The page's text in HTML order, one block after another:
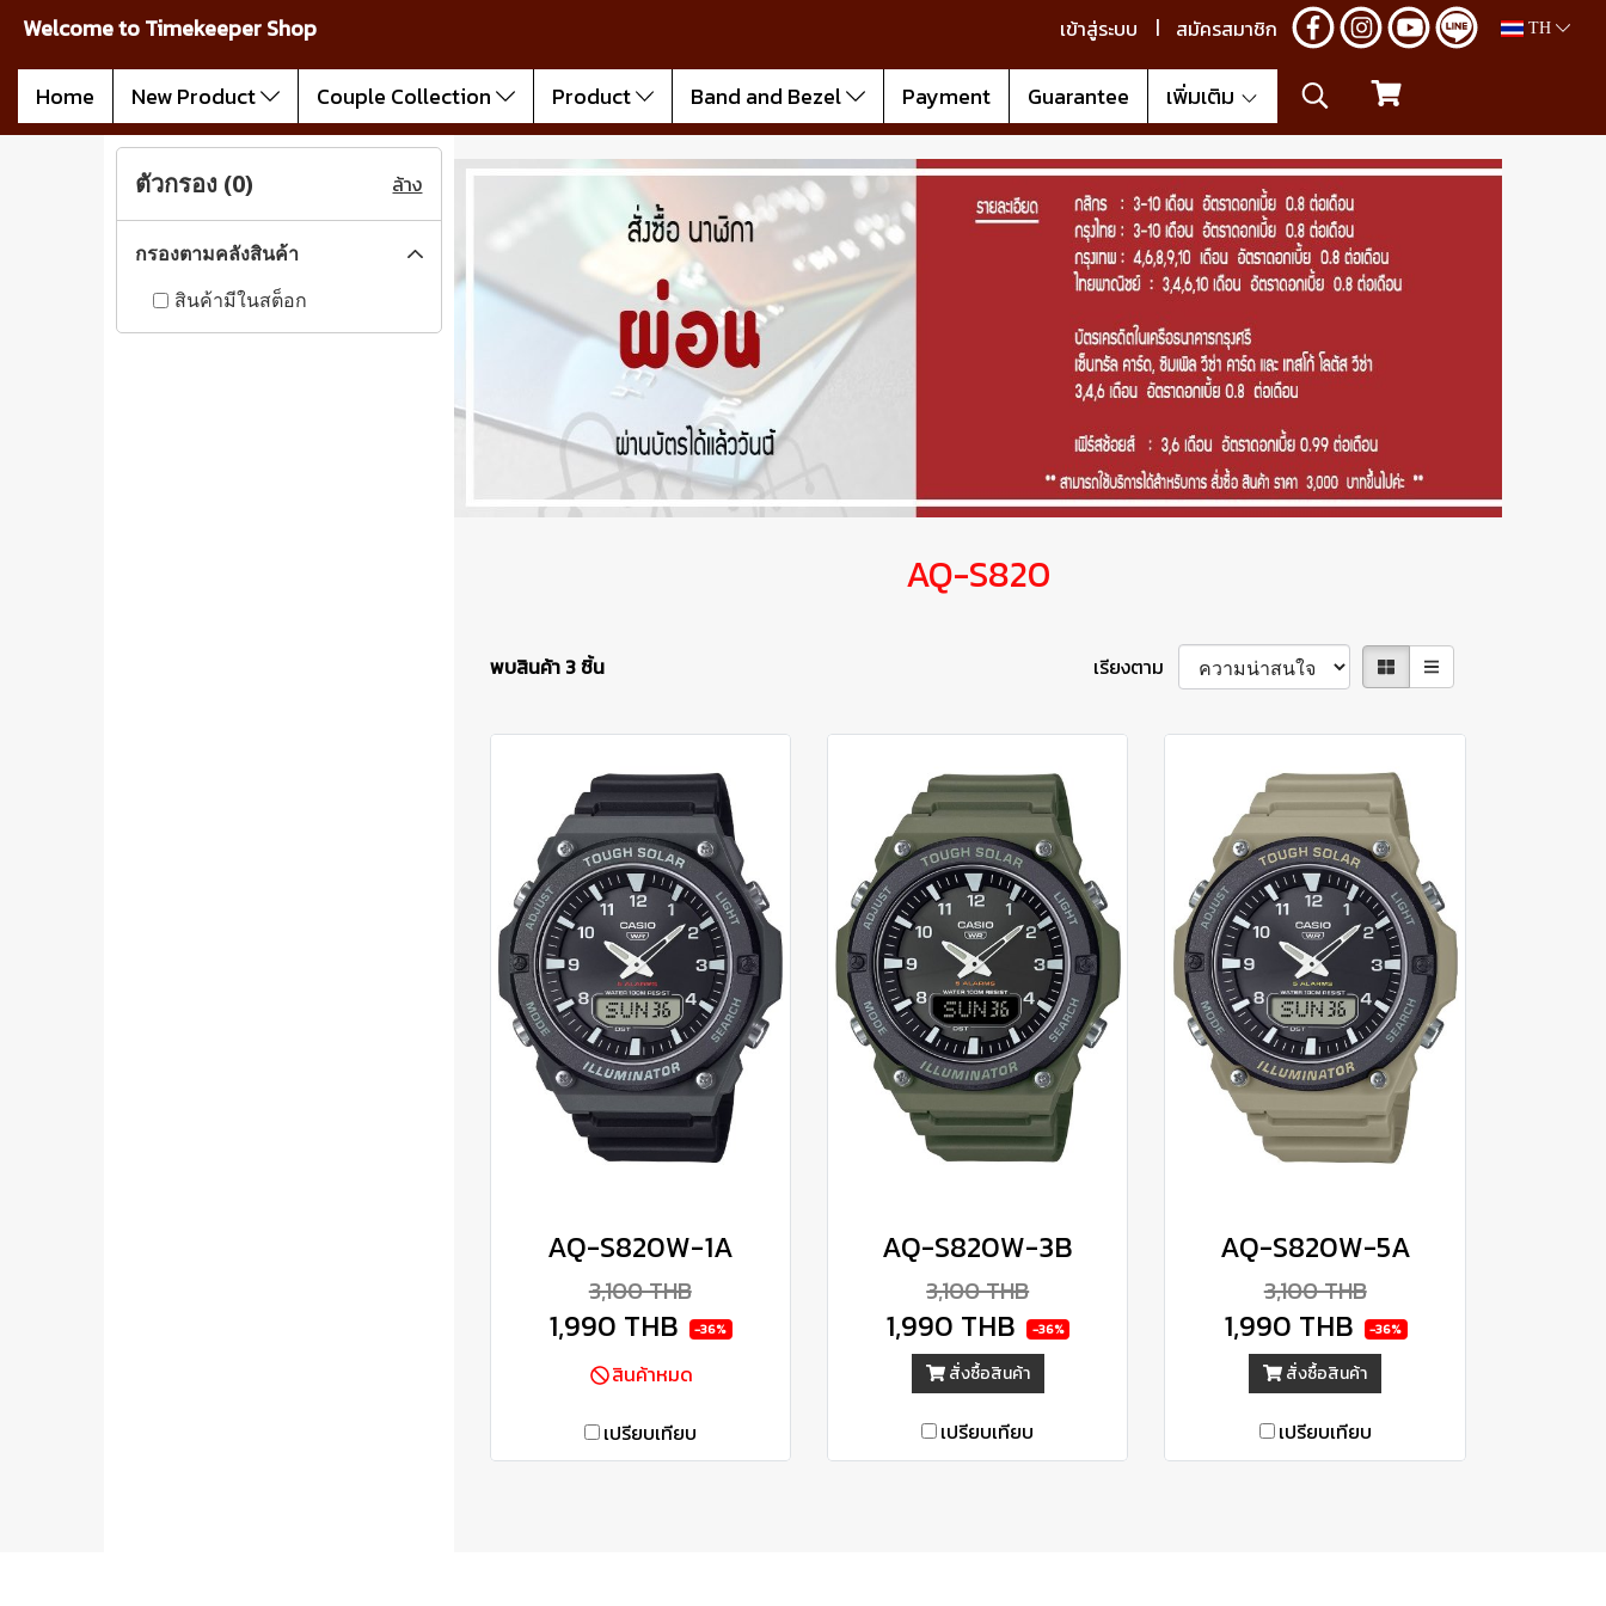
Welcome to Timekeeper Shop เข้าสู่ระบบ สมัครสมาชิก TH
Home New Product Couple Collection Product Band and Bezel Payment Guarantee เพิ่มเติม
AQ-S820
พบสินค้า 3 ชิ้น เรียงตาม
AQ-S820W-1A
3,100 THB
1,990 THB -36%
สินค้าหมด
เปรียบเทียบ
AQ-S820W-3B
3,100 THB
1,990 THB -36%
สั่งซื้อสินค้า
เปรียบเทียบ
AQ-S820W-5A
3,100 THB
1,990 THB -36%
สั่งซื้อสินค้า
เปรียบเทียบ
ตัวกรอง (0) ล้าง
กรองตามคลังสินค้า
สินค้ามีในสต็อก